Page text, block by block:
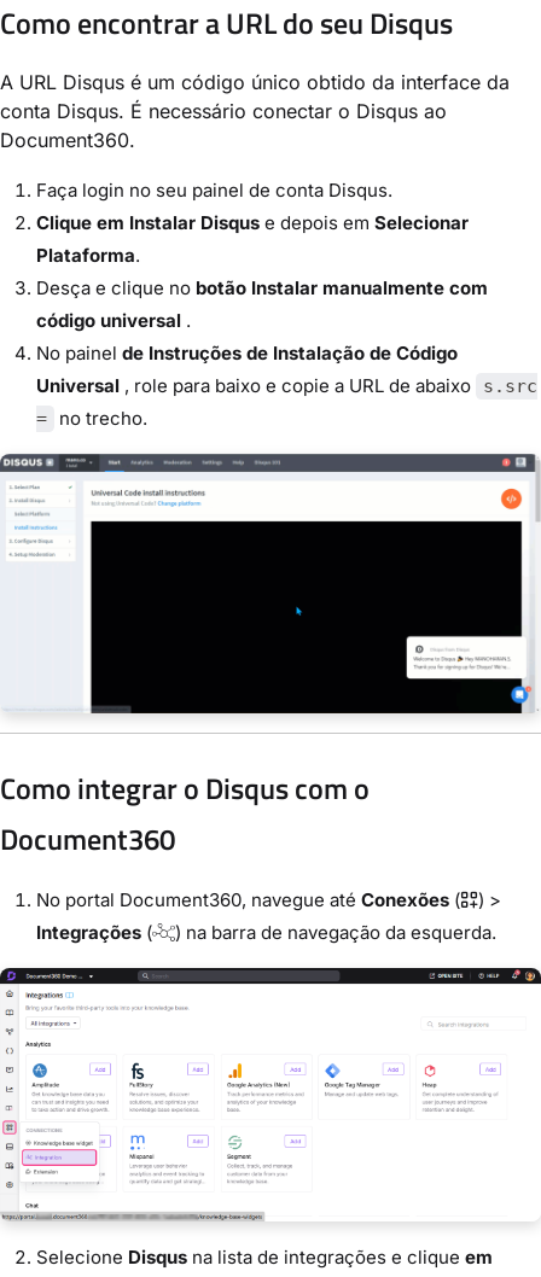
Como encontrar a URL do seu Disqus
A URL Disqus é um código único obtido da interface da
conta Disqus. É necessário conectar o Disqus ao
Document360.
Faça login no seu painel de conta Disqus.
Clique em Instalar Disqus e depois em Selecionar
Plataforma.
Desça e clique no botão Instalar manualmente com
código universal .
No painel de Instruções de Instalação de Código
Universal , role para baixo e copie a URL de abaixo
s.src
=
no trecho.
Como integrar o Disqus com o
Document360
No portal Document360, navegue até Conexões (
) >
Integrações ( ) na barra de navegação da esquerda.
Selecione Disqus na lista de integrações e clique em